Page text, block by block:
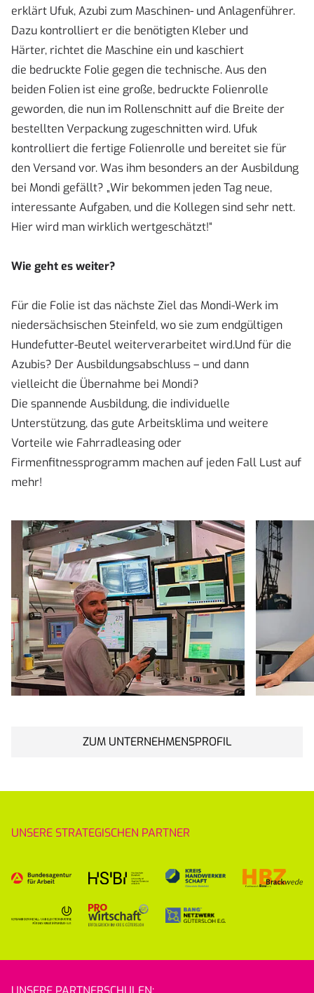
erklärt Ufuk, Azubi zum Maschinen- und Anlagenführer.
Dazu kontrolliert er die benötigten Kleber und
Härter, richtet die Maschine ein und kaschiert
die bedruckte Folie gegen die technische. Aus den
beiden Folien ist eine große, bedruckte Folienrolle
geworden, die nun im Rollenschnitt auf die Breite der
bestellten Verpackung zugeschnitten wird. Ufuk
kontrolliert die fertige Folienrolle und bereitet sie für
den Versand vor. Was ihm besonders an der Ausbildung
bei Mondi gefällt? „Wir bekommen jeden Tag neue,
interessante Aufgaben, und die Kollegen sind sehr nett.
Hier wird man wirklich wertgeschätzt!“
Wie geht es weiter?
Für die Folie ist das nächste Ziel das Mondi-Werk im
niedersächsischen Steinfeld, wo sie zum endgültigen
Hundefutter-Beutel weiterverarbeitet wird.Und für die
Azubis? Der Ausbildungsabschluss – und dann
vielleicht die Übernahme bei Mondi?
Die spannende Ausbildung, die individuelle
Unterstützung, das gute Arbeitsklima und weitere
Vorteile wie Fahrradleasing oder
Firmenfitnessprogramm machen auf jeden Fall Lust auf
mehr!
ZUM UNTERNEHMENSPROFIL
UNSERE STRATEGISCHEN PARTNER